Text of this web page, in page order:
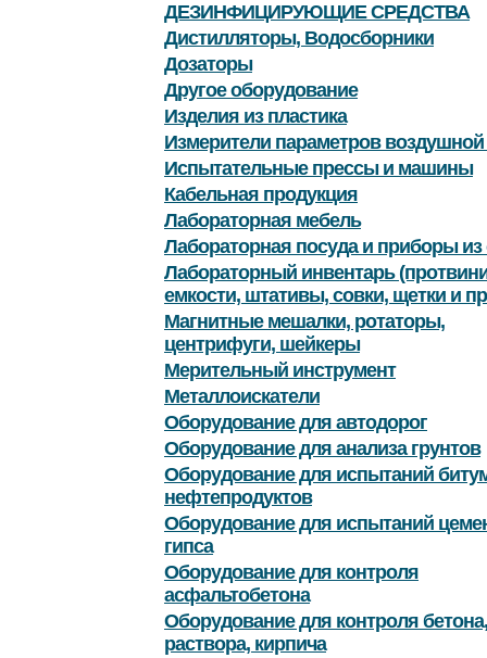
ДЕЗИНФИЦИРУЮЩИЕ СРЕДСТВА
Дистилляторы, Водосборники
Дозаторы
Другое оборудование
Изделия из пластика
Измерители параметров
Испытательные прессы и машины
Кабельная продукция
Лабораторная мебель
Лабораторная посуда и приборы из
Лабораторный инвентарь
емкости, штативы, совки, щетки и
Магнитные мешалки, ротаторы,
центрифуги, шейкеры
Мерительный инструмент
Металлоискатели
Оборудование для автодорог
Оборудование для анализа грунтов
Оборудование для испытаний
нефтепродуктов
Оборудование для испытаний
гипса
Оборудование для контроля
асфальтобетона
Оборудование для контроля бетона,
раствора, кирпича